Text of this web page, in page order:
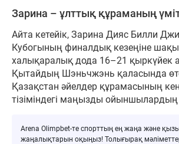
Зарина – ұлттық құраманың
Айта кетейік, Зарина Дияс Билли
Кубогының финалдық кезеңіне
халықаралық дода 16–21 қыркүйек
Қытайдың Шэньчжэнь қаласында
Қазақстан әйелдер құрамасының
тізіміндегі маңызды ойыншылардың
Arena Olimpbet-те спорттың ең жаңа және
жаңалықтарын оқыңыз! Толығырақ